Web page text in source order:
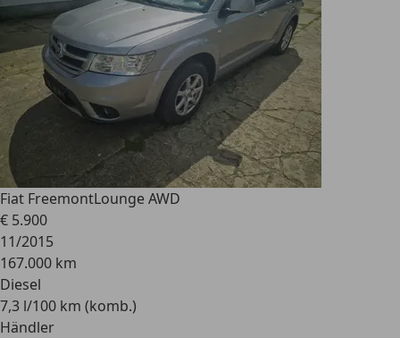
Fiat FreemontLounge AWD
€ 5.900
11/2015
167.000 km
Diesel
7,3 l/100 km (komb.)
Händler